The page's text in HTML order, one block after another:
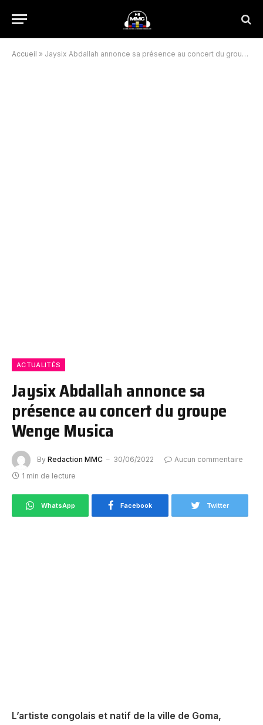
Accueil » Jaysix Abdallah annonce sa présence au concert du groupe Wenge Musica
ACTUALITÉS
Jaysix Abdallah annonce sa
présence au concert du groupe
Wenge Musica
By Redaction MMC 30/06/2022
Aucun commentaire
1 min de lecture
WhatsApp Facebook Twitter
L’artiste congolais et natif de la ville de Goma,